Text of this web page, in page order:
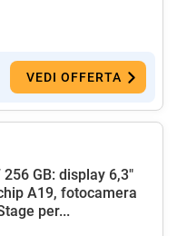
VEDI OFFERTA
GB: display 6,3"
A19, fotocamera
per...